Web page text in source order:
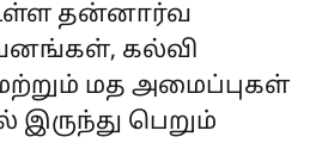
தன்னார்வ
கல்வி
மத அமைப்புகள்
இருந்து பெறும்